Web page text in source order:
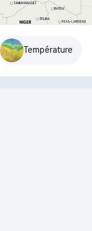
Température